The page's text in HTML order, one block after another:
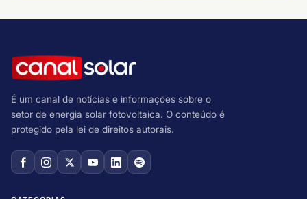
É um canal de notícias e informações sobre o
setor de energia solar fotovoltaica. O conteúdo é
protegido pela lei de direitos autorais.